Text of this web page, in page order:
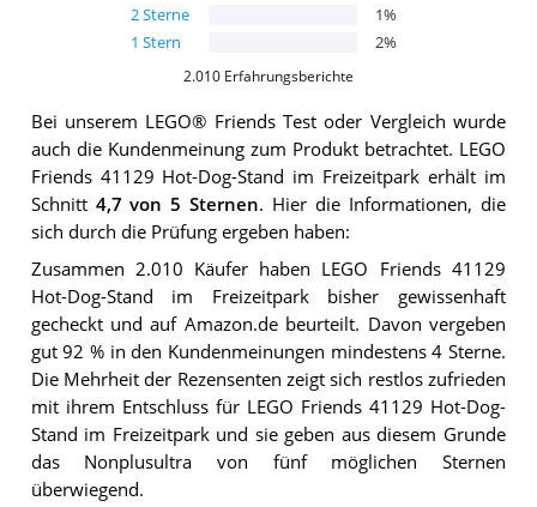
2Sterne 1%
1 Stern 2%
2.010 Erfahrungsberichte
Bei unserem LEGO® FriendsTest oder Vergleich wurde
auch die Kundenmeinung zum Produkt betrachtet. LEGO
Friends 41129 Hot-Dog-Stand im Freizeitpark erhält im
Schnitt 4,7 von 5 Sternen. Hier die Informationen, die
sich durch die Prüfung ergeben haben:
Zusammen 2.010 Käufer haben LEGO Friends 41129
Hot-Dog-Stand im Freizeitpark bisher gewissenhaft
gecheckt und auf Amazon.de beurteilt. Davon vergeben
gut 92 % in den Kundenmeinungen mindestens 4 Sterne.
Die Mehrheit der Rezensenten zeigt sich restlos zufrieden
mit ihrem Entschluss für LEGO Friends 41129 Hot-Dog-
Stand im Freizeitpark und sie geben aus diesem Grunde
das Nonplusultra von fünf möglichen Sternen
überwiegend.